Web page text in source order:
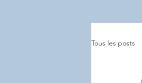
Tous les posts